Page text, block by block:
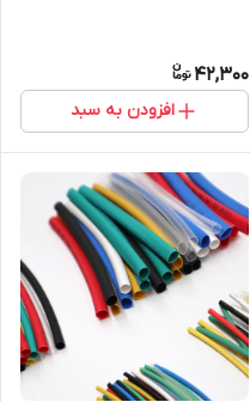
42,300
افزودن به سبد